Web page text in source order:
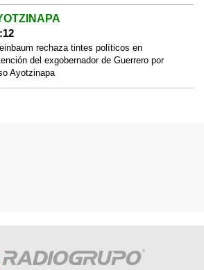
rechaza tintes políticos en
del exgobernador de Guerrero por
Ayotzinapa